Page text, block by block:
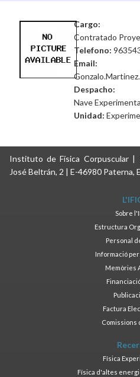
Cargo:
Contratado
Telefono:
Email:
Despacho:
Nave
Unidad:
Instituto de Física Corpuscular |
José Beltrán, 2 | E-46980 Paterna,
Sobre
Estructura
Personal
Informació
Memòries
Factura
Comissions
Física
Física d'altes